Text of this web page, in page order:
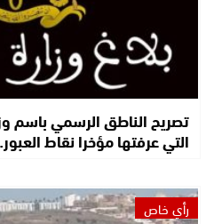
تصريح الناطق الرسمي باسم
التي عرفتها مؤخرا نقاط
رأي خاص